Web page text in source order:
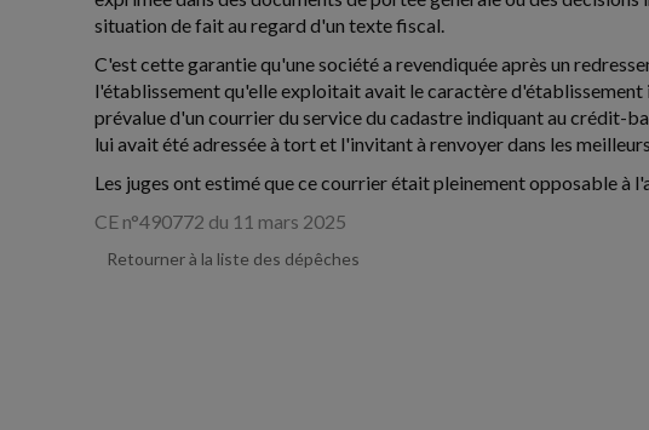
situation de fait au regard d'un texte fiscal.
C'est cette garantie qu'une société a revendiquée après un
l'établissement qu'elle exploitait avait le caractère
prévalue d'un courrier du service du cadastre indiquant au crédit-
lui avait été adressée à tort et l'invitant à renvoyer dans les
Les juges ont estimé que ce courrier était pleinement opposable à
CE n°490772 du 11 mars 2025
Retourner à la liste des dépêches